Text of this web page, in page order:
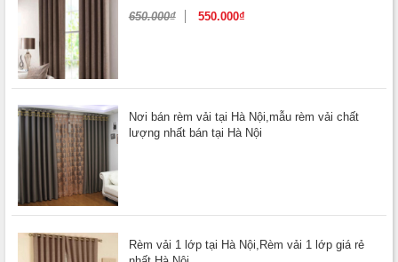
650.000₫ 550.000₫
Nơi bán rèm vải tại Hà Nội,mẫu rèm vải chất
lượng nhất bán tại Hà Nội
Rèm vải 1 lớp tại Hà Nội,Rèm vải 1 lớp giá rẻ